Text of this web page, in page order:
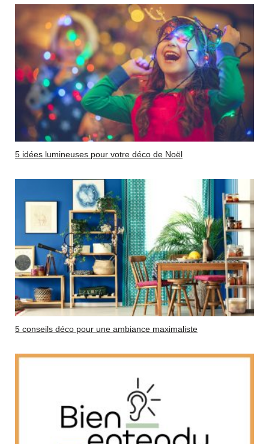
5 idées lumineuses pour votre déco de Noël
5 conseils déco pour une ambiance maximaliste